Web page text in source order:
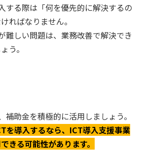
する際は「何を優先的に解決するの
ればなりません。
難しい問題は、業務改善で解決でき
う。
補助金を積極的に活用しましょう。
を導入するなら、ICT導入支援事業
きる可能性があります。